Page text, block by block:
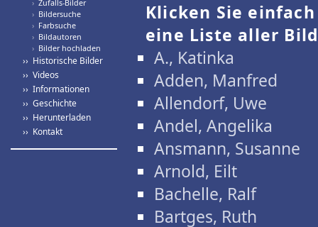
› Zufalls-Bilder
› Bildersuche
› Farbsuche
› Bildautoren
› Bilder hochladen
›› Historische Bilder
›› Videos
›› Informationen
›› Geschichte
›› Herunterladen
›› Kontakt
Klicken Sie
eine Liste aller
A., Katinka
Adden, Manfred
Allendorf, Uwe
Andel, Angelika
Ansmann, Susanne
Arnold, Eilt
Bachelle, Ralf
Bartges, Ruth